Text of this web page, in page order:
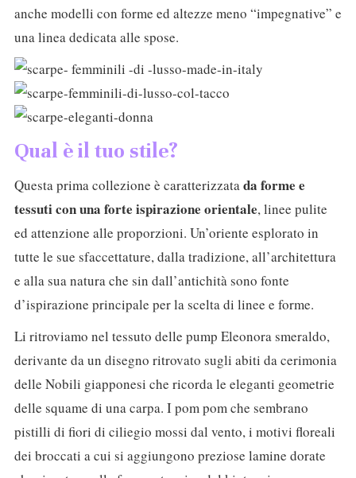
anche modelli con forme ed altezze meno “impegnative” e
una linea dedicata alle spose.
Qual è il tuo stile?
Questa prima collezione è caratterizzatada forme e
tessuti con una forte ispirazione orientale, linee pulite
ed attenzione alle proporzioni. Un’oriente esplorato in
tutte le sue sfaccettature, dalla tradizione, all’architettura
e alla sua natura che sin dall’antichità sono fonte
d’ispirazione principale per la scelta di linee e forme.
Li ritroviamo nel tessuto delle pump Eleonora smeraldo,
derivante da un disegno ritrovato sugli abiti da cerimonia
delle Nobili giapponesi che ricorda le eleganti geometrie
delle squame di una carpa. I pom pom che sembrano
pistilli di fiori di ciliegio mossi dal vento, i motivi floreali
dei broccati a cui si aggiungono preziose lamine dorate